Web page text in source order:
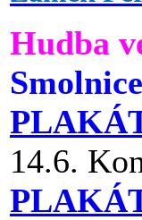
Hudba
Smolnice
14.6.